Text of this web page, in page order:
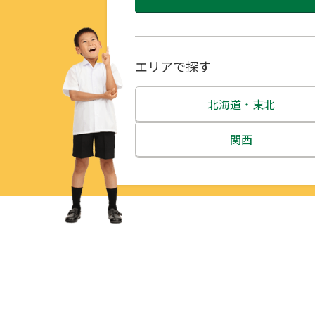
エリアで探す
北海道・東北
北海道
関西